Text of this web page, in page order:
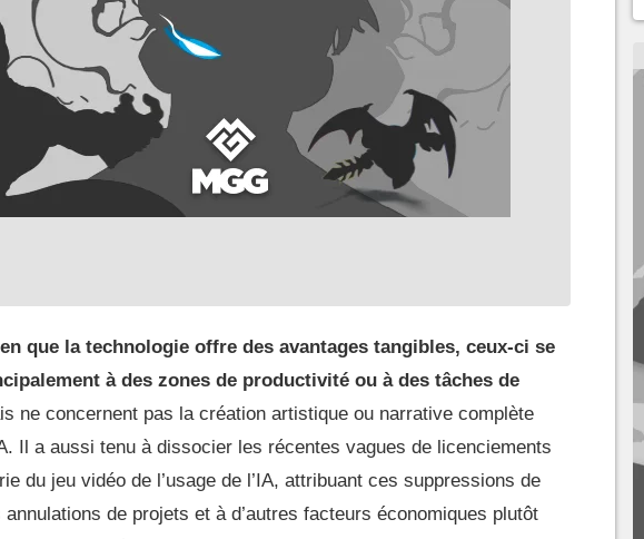
que la technologie offre des avantages tangibles, ceux-ci se
à des zones de productivité ou à des tâches de
ne concernent pas la création artistique ou narrative complète
Il a aussi tenu à dissocier les récentes vagues de licenciements
du jeu vidéo de l’usage de l’IA, attribuant ces suppressions de
de projets et à d’autres facteurs économiques plutôt